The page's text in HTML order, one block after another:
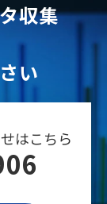
収集
い
はこちら